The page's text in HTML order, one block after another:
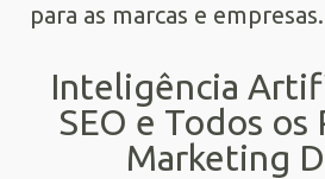
para as marcas e empresas.
Inteligência
SEO e Todos os
Marketing